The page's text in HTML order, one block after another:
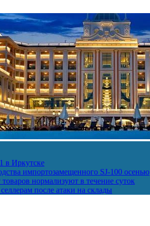
в Иркутске
импортозамещенного SJ-100 осенью
нормализуют в течение суток
после атаки на склады